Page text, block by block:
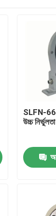
SLFN-669
উচ্চ